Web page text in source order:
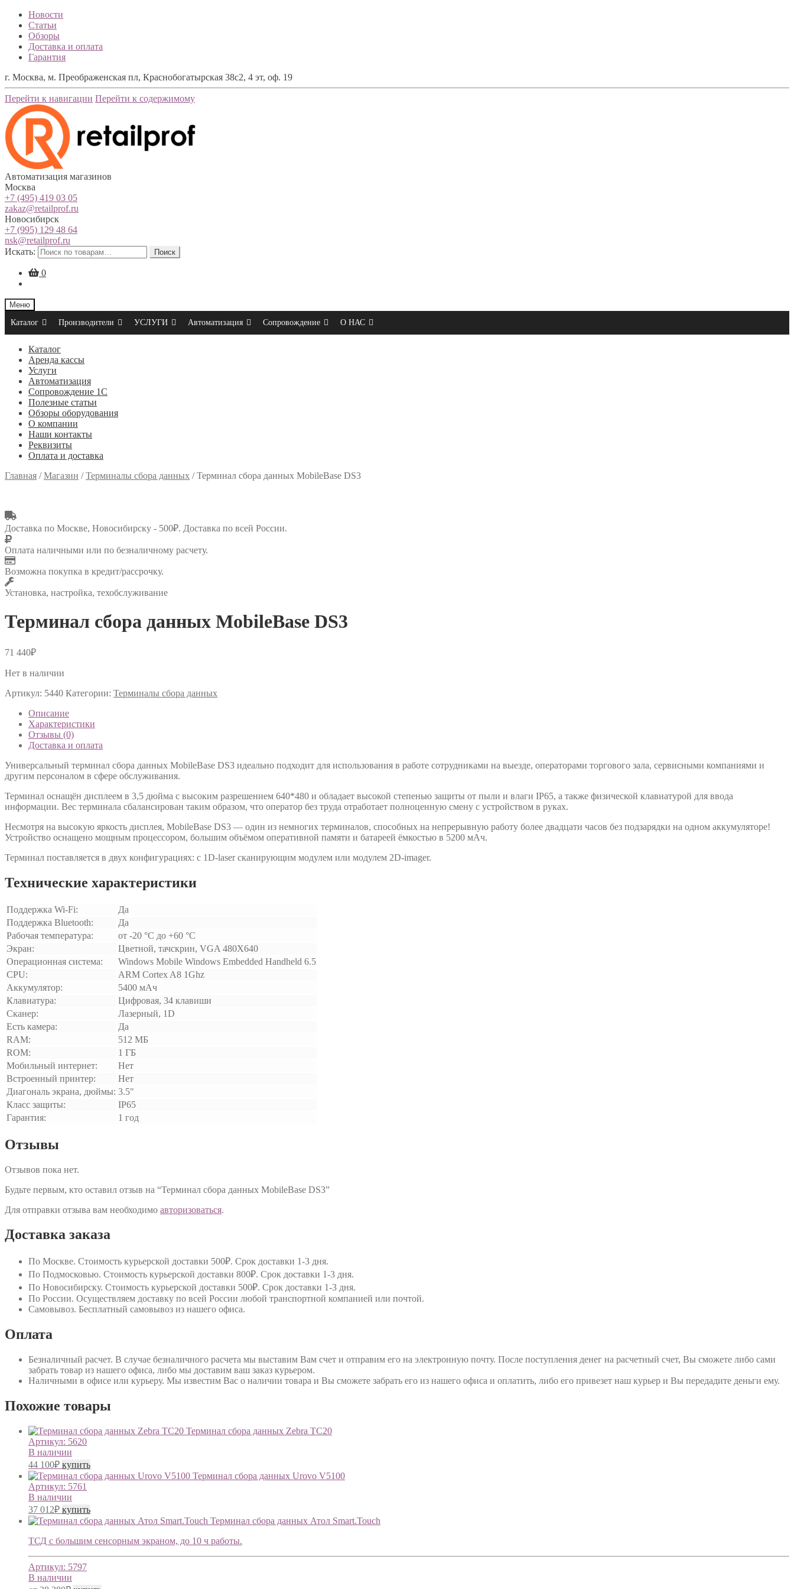
Новости
Статьи
Обзоры
Доставка и оплата
Гарантия
г. Москва, м. Преображенская пл, Краснобогатырская 38с2, 4 эт, оф. 19
Перейти к навигации Перейти к содержимому
Автоматизация магазинов
Москва
+7 (495) 419 03 05
zakaz@retailprof.ru
Новосибирск
+7 (995) 129 48 64
nsk@retailprof.ru
Искать:
Поиск
0
Меню
Каталог
Производители УСЛУГИ Автоматизация Сопровождение О НАС
Каталог
Аренда кассы
Услуги
Автоматизация
Сопровождение 1С
Полезные статьи
Обзоры оборудования
О компании
Наши контакты
Реквизиты
Оплата и доставка
Главная /Магазин /Терминалы сбора данных /Терминал сбора данных MobileBase DS3
Доставка по Москве, Новосибирску - 500₽. Доставка по всей России.
Оплата наличными или по безналичному расчету.
Возможна покупка в кредит/рассрочку.
Установка, настройка, техобслуживание
Терминал сбора данных MobileBase DS3
71 440₽
Нет в наличии
Артикул: 5440 Категории: Терминалы сбора данных
Описание
Характеристики
Отзывы (0)
Доставка и оплата
Универсальный терминал сбора данных MobileBase DS3 идеально подходит для использования в работе сотрудниками на выезде, операторами торгового зала, сервисными компаниями и
другим персоналом в сфере обслуживания.
Терминал оснащён дисплеем в 3,5 дюйма с высоким разрешением 640*480 и обладает высокой степенью защиты от пыли и влаги IP65, а также физической клавиатурой для ввода
информации. Вес терминала сбалансирован таким образом, что оператор без труда отработает полноценную смену с устройством в руках.
Несмотря на высокую яркость дисплея, MobileBase DS3 — один из немногих терминалов, способных на непрерывную работу более двадцати часов без подзарядки на одном аккумуляторе!
Устройство оснащено мощным процессором, большим объёмом оперативной памяти и батареей ёмкостью в 5200 мАч.
Терминал поставляется в двух конфигурациях: с 1D-laser сканирующим модулем или модулем 2D-imager.
Технические характеристики
Поддержка Wi-Fi:
Да
Поддержка Bluetooth:
Да
Рабочая температура:
от -20 °C до +60 °C
Экран:
Цветной, тачскрин, VGA 480X640
Операционная система:
Windows Mobile Windows Embedded Handheld 6.5
CPU:
ARM Cortex A8 1Ghz
Аккумулятор:
5400 мАч
Клавиатура:
Цифровая, 34 клавиши
Сканер:
Лазерный, 1D
Есть камера:
Да
RAM:
512 МБ
ROM:
1 ГБ
Мобильный интернет:
Нет
Встроенный принтер:
Нет
Диагональ экрана, дюймы: 3.5"
Класс защиты:
IP65
Гарантия:
1 год
Отзывы
Отзывов пока нет.
Будьте первым, кто оставил отзыв на “Терминал сбора данных MobileBase DS3”
Для отправки отзыва вам необходимо авторизоваться.
Доставка заказа
По Москве. Стоимость курьерской доставки 500₽. Срок доставки 1-3 дня.
По Подмосковью. Стоимость курьерской доставки 800₽. Срок доставки 1-3 дня.
По Новосибирску. Стоимость курьерской доставки 500₽. Срок доставки 1-3 дня.
По России. Осуществляем доставку по всей России любой транспортной компанией или почтой.
Самовывоз. Бесплатный самовывоз из нашего офиса.
Оплата
Безналичный расчет. В случае безналичного расчета мы выставим Вам счет и отправим его на электронную почту. После поступления денег на расчетный счет, Вы сможете либо сами
забрать товар из нашего офиса, либо мы доставим ваш заказ курьером.
Наличными в офисе или курьеру. Мы известим Вас о наличии товара и Вы сможете забрать его из нашего офиса и оплатить, либо его привезет наш курьер и Вы передадите деньги ему.
Похожие товары
Терминал сбора данных Zebra TC20
Артикул: 5620
В наличии
44 100₽ купить
Терминал сбора данных Urovo V5100
Артикул: 5761
В наличии
37 012₽ купить
Терминал сбора данных Атол Smart.Touch
ТСД с большим сенсорным экраном, до 10 ч работы.
Артикул: 5797
В наличии